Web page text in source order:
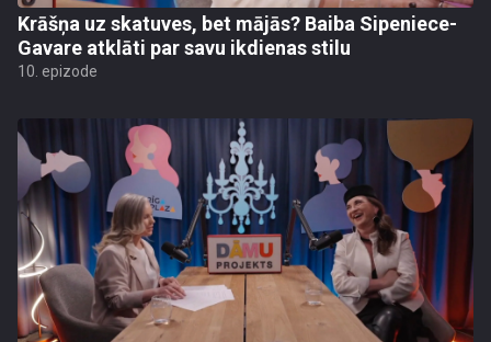
Krāšņa uz skatuves, bet mājās? Baiba Sipeniece-
Gavare atklāti par savu ikdienas stilu
10. epizode